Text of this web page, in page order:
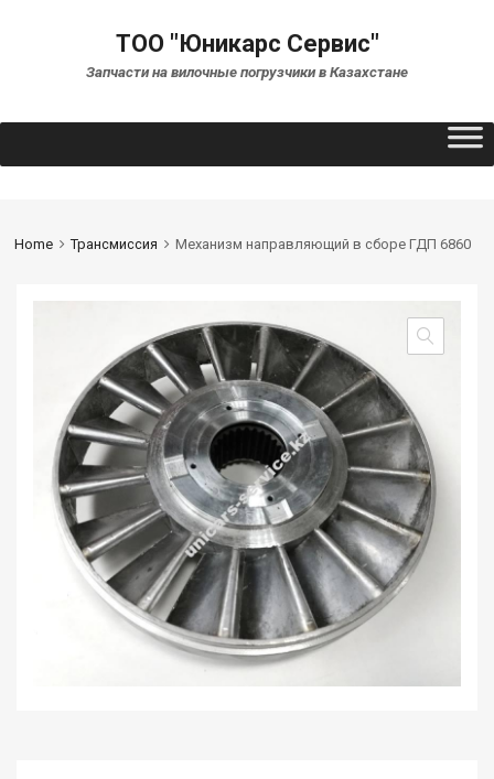
ТОО "Юникарс Сервис"
Запчасти на вилочные погрузчики в Казахстане
Home Трансмиссия Механизм направляющий в сборе ГДП 6860